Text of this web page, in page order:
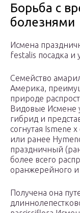
Борьба с
болезнями
Исмена
festalis посадка и
Семейство
Америка,
природе
Видовые Исмене
гибрид и
согнутая Ismene
или ранее
праздничный
более всего
оранжерейного и
Получена она